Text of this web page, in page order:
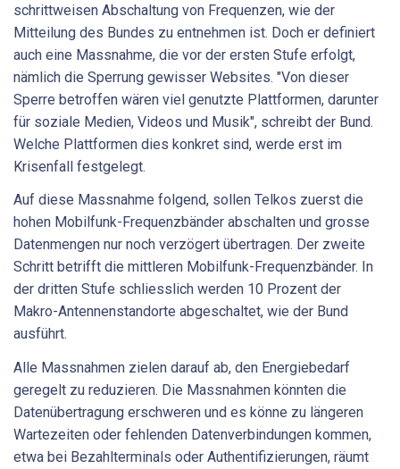
schrittweisen Abschaltung von Frequenzen, wie der
Mitteilung des Bundes zu entnehmen ist. Doch er definiert
auch eine Massnahme, die vor der ersten Stufe erfolgt,
nämlich die Sperrung gewisser Websites. "Von dieser
Sperre betroffen wären viel genutzte Plattformen, darunter
für soziale Medien, Videos und Musik", schreibt der Bund.
Welche Plattformen dies konkret sind, werde erst im
Krisenfall festgelegt.
Auf diese Massnahme folgend, sollen Telkos zuerst die
hohen Mobilfunk-Frequenzbänder abschalten und grosse
Datenmengen nur noch verzögert übertragen. Der zweite
Schritt betrifft die mittleren Mobilfunk-Frequenzbänder. In
der dritten Stufe schliesslich werden 10 Prozent der
Makro-Antennenstandorte abgeschaltet, wie der Bund
ausführt.
Alle Massnahmen zielen darauf ab, den Energiebedarf
geregelt zu reduzieren. Die Massnahmen könnten die
Datenübertragung erschweren und es könne zu längeren
Wartezeiten oder fehlenden Datenverbindungen kommen,
etwa bei Bezahlterminals oder Authentifizierungen, räumt